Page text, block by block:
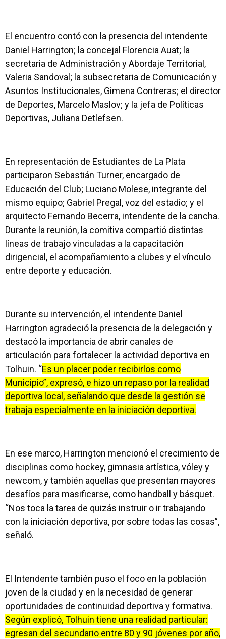
El encuentro contó con la presencia del intendente
Daniel Harrington; la concejal Florencia Auat; la
secretaria de Administración y Abordaje Territorial,
Valeria Sandoval; la subsecretaria de Comunicación y
Asuntos Institucionales, Gimena Contreras; el director
de Deportes, Marcelo Maslov; y la jefa de Políticas
Deportivas, Juliana Detlefsen.
En representación de Estudiantes de La Plata
participaron Sebastián Turner, encargado de
Educación del Club; Luciano Molese, integrante del
mismo equipo; Gabriel Pregal, voz del estadio; y el
arquitecto Fernando Becerra, intendente de la cancha.
Durante la reunión, la comitiva compartió distintas
líneas de trabajo vinculadas a la capacitación
dirigencial, el acompañamiento a clubes y el vínculo
entre deporte y educación.
Durante su intervención, el intendente Daniel
Harrington agradeció la presencia de la delegación y
destacó la importancia de abrir canales de
articulación para fortalecer la actividad deportiva en
Tolhuin. “Es un placer poder recibirlos como
Municipio”, expresó, e hizo un repaso por la realidad
deportiva local, señalando que desde la gestión se
trabaja especialmente en la iniciación deportiva.
En ese marco, Harrington mencionó el crecimiento de
disciplinas como hockey, gimnasia artística, vóley y
newcom, y también aquellas que presentan mayores
desafíos para masificarse, como handball y básquet.
“Nos toca la tarea de quizás instruir o ir trabajando
con la iniciación deportiva, por sobre todas las cosas”,
señaló.
El Intendente también puso el foco en la población
joven de la ciudad y en la necesidad de generar
oportunidades de continuidad deportiva y formativa.
Según explicó, Tolhuin tiene una realidad particular:
egresan del secundario entre 80 y 90 jóvenes por año,